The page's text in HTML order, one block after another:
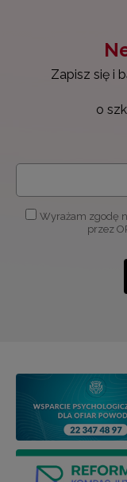
Zapisz się i
o
Wyrażam zgodę
przez